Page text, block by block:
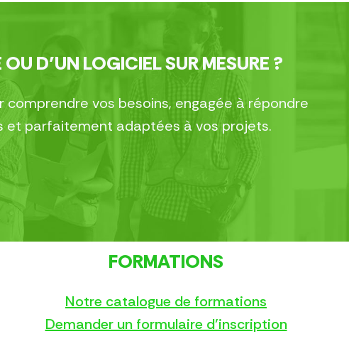
D’UN LOGICIEL SUR MESURE ?
vos besoins, engagée à répondre
et parfaitement adaptées à vos projets.
FORMATIONS
Notre catalogue de formations
Demander un formulaire d’inscription